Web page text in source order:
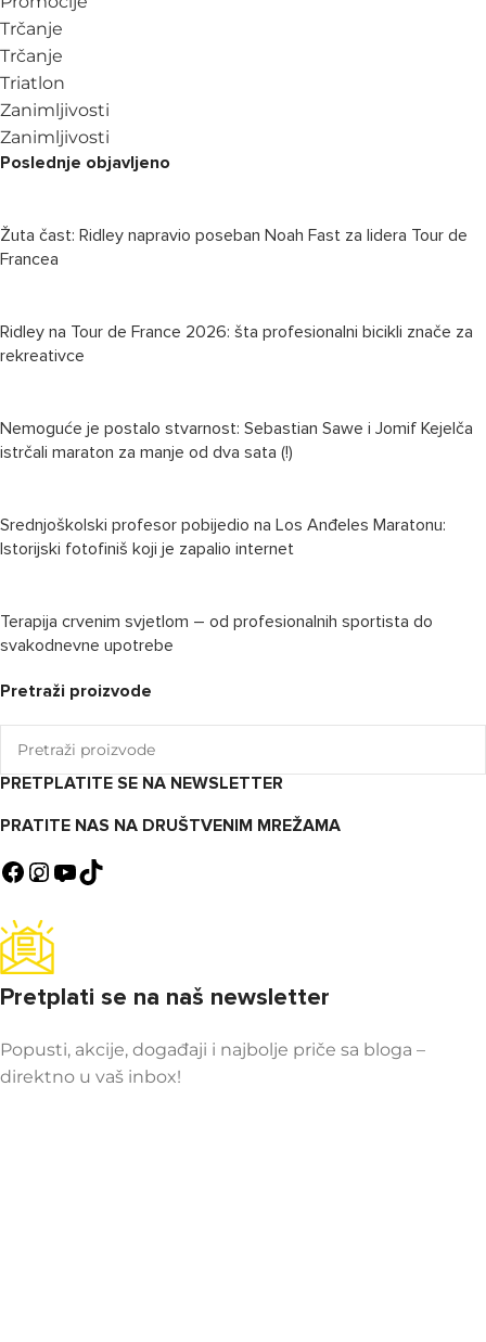
Trčanje
Trčanje
Triatlon
Zanimljivosti
Zanimljivosti
Poslednje objavljeno
Žuta čast: Ridley napravio poseban Noah Fast za lidera Tour de
Francea
Ridley na Tour de France 2026: šta profesionalni bicikli znače za
rekreativce
Nemoguće je postalo stvarnost: Sebastian Sawe i Jomif Kejelča
istrčali maraton za manje od dva sata (!)
Srednjoškolski profesor pobijedio na Los Anđeles Maratonu:
Istorijski fotofiniš koji je zapalio internet
Terapija crvenim svjetlom – od profesionalnih sportista do
svakodnevne upotrebe
Pretraži proizvode
PRETPLATITE SE NA NEWSLETTER
PRATITE NAS NA DRUŠTVENIM MREŽAMA
Pretplati se na naš newsletter
Popusti, akcije, događaji i najbolje priče sa bloga –
direktno u vaš inbox!